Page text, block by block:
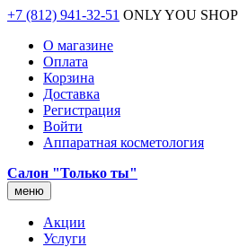
+7 (812) 941-32-51 ONLY YOU SHOP
О магазине
Оплата
Корзина
Доставка
Регистрация
Войти
Аппаратная косметология
Салон "Только ты"
меню
Акции
Услуги